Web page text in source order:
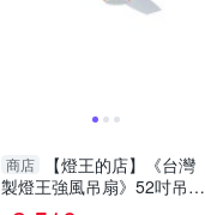
商店
【燈王的店】《台灣
製燈王強風吊扇》52吋吊扇
附遙控器(馬達保固十年) ☆